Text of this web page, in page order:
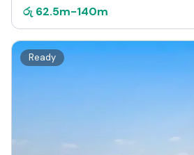
රු 62.5m-140m
Ready